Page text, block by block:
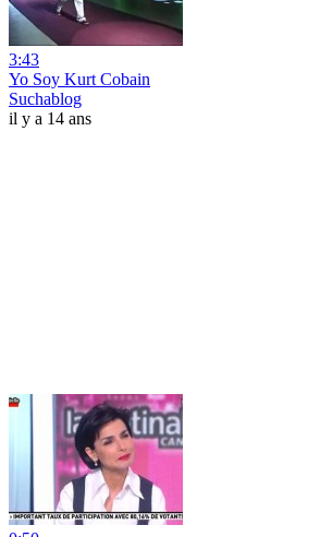
3:43
Yo Soy Kurt Cobain
Suchablog
il y a 14 ans